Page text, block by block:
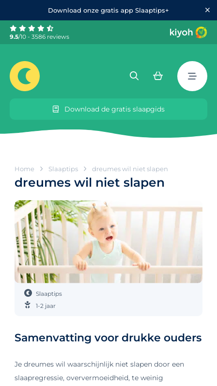
Download onze gratis app Slaaptips+
9.5/10 - 3586 reviews
Download de gratis slaapgids
Home Slaaptips dreumes wil niet slapen
dreumes wil niet slapen
Slaaptips
1-2 jaar
Samenvatting voor drukke ouders
Je dreumes wil waarschijnlijk niet slapen door een
slaapregressie, oververmoeidheid, te weinig